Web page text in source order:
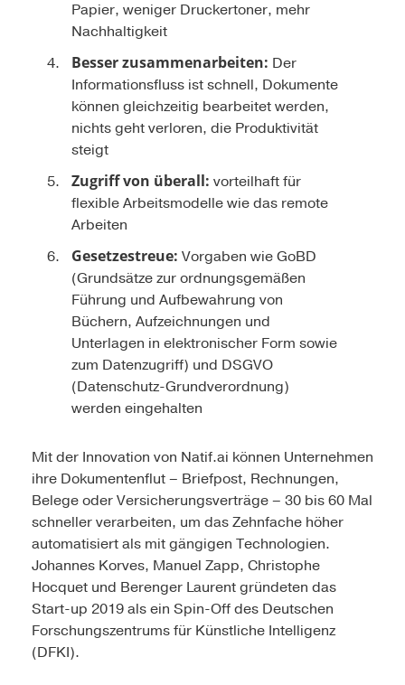
Papier, weniger Druckertoner, mehr
Nachhaltigkeit
Besser zusammenarbeiten: Der
Informationsfluss ist schnell, Dokumente
können gleichzeitig bearbeitet werden,
nichts geht verloren, die Produktivität
steigt
Zugriff von überall: vorteilhaft für
flexible Arbeitsmodelle wie das remote
Arbeiten
Gesetzestreue: Vorgaben wie GoBD
(Grundsätze zur ordnungsgemäßen
Führung und Aufbewahrung von
Büchern, Aufzeichnungen und
Unterlagen in elektronischer Form sowie
zum Datenzugriff) und DSGVO
(Datenschutz-Grundverordnung)
werden eingehalten
Mit der Innovation von Natif.ai können Unternehmen
ihre Dokumentenflut – Briefpost, Rechnungen,
Belege oder Versicherungsverträge – 30 bis 60 Mal
schneller verarbeiten, um das Zehnfache höher
automatisiert als mit gängigen Technologien.
Johannes Korves, Manuel Zapp, Christophe
Hocquet und Berenger Laurent gründeten das
Start-up 2019 als ein Spin-Off des Deutschen
Forschungszentrums für Künstliche Intelligenz
(DFKI).